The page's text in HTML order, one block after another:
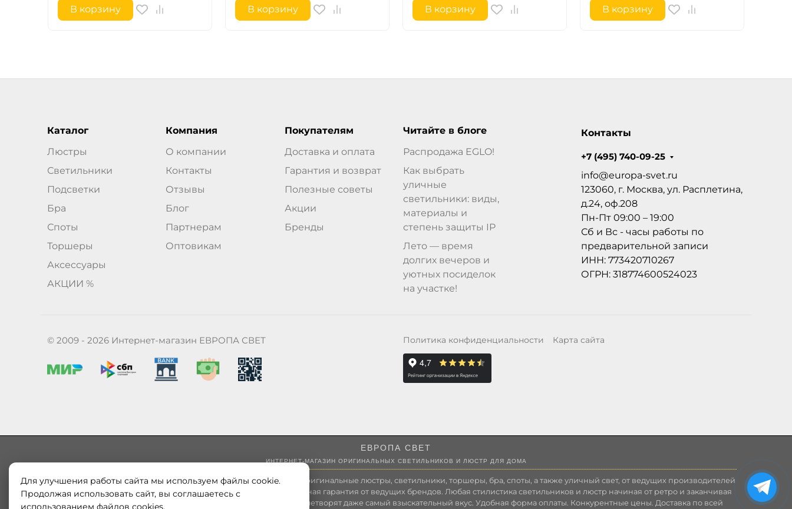
В корзину В корзину В корзину В корзину
Каталог
Люстры
Светильники
Подсветки
Бра
Споты
Торшеры
Аксессуары
АКЦИИ %
Компания
О компании
Контакты
Отзывы
Блог
Партнерам
Оптовикам
Покупателям
Доставка и оплата
Гарантия и возврат
Полезные советы
Акции
Бренды
Читайте в блоге
Распродажа EGLO!
Как выбрать
уличные
светильники: виды,
материалы и
степень защиты IP
Лето — время
долгих вечеров и
уютных посиделок
на участке!
Контакты
+7 (495) 740-09-25
info@europa-svet.ru
123060, г. Москва, ул. Расплетина,
д.24, оф.208
Пн-Пт 09:00 – 19:00
Сб и Вс - часы работы по
предварительной записи
ИНН: 773420710267
ОГРН: 318774600524023
© 2009 - 2026 Интернет-магазин ЕВРОПА СВЕТ Политика конфиденциальности Карта сайта
ЕВРОПА СВЕТ
ИНТЕРНЕТ-МАГАЗИН ОРИГИНАЛЬНЫХ СВЕТИЛЬНИКОВ И ЛЮСТР ДЛЯ ДОМА
Наш магазин «ЕВРОПА СВЕТ» поставляет и продает в России оригинальные люстры, светильники, торшеры, бра, споты, а также уличный свет, от ведущих производителей
Европы и России. Только оригинальная продукция. Полноценная гарантия от ведущих брендов. Любая стилистика светильников и люстр начиная от ретро и заканчивая
модерн от интернет-магазина europa-svet.ru позволит удовлетворят даже самый взыскательный вкус. Удобная форма оплаты. Конкурентные цены. Доставка по всей
Для улучшения работы сайта мы используем файлы cookie.
Продолжая использовать сайт, вы соглашаетесь с
использованием файлов cookies.